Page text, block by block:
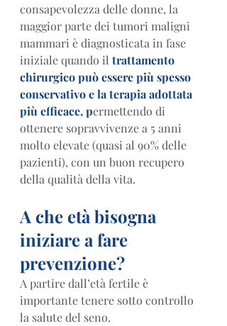
consapevolezza delle donne, la
maggior parte dei tumori maligni
mammari è diagnosticata in fase
iniziale quando il trattamento
chirurgico può essere più spesso
conservativo e la terapia adottata
più efficace, permettendo di
ottenere sopravvivenze a 5 anni
molto elevate (quasi al 90% delle
pazienti), con un buon recupero
della qualità della vita.
A che età bisogna
iniziare a fare
prevenzione?
A partire dall’età fertile è
importante tenere sotto controllo
la salute del seno.